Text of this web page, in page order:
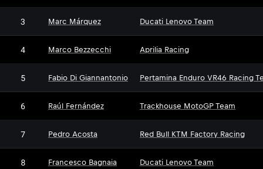
3 Marc Márquez Ducati Lenovo Team
4 Marco Bezzecchi Aprilia Racing
5 Fabio Di Giannantonio Pertamina Enduro VR46 Racing
6 Raúl Fernández Trackhouse MotoGP Team
7 Pedro Acosta Red Bull KTM Factory Racing
8 Francesco Bagnaia Ducati Lenovo Team